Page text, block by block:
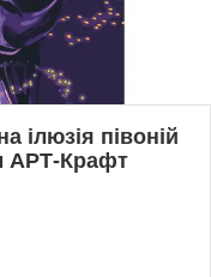
ілюзія півоній
АРТ-Крафт